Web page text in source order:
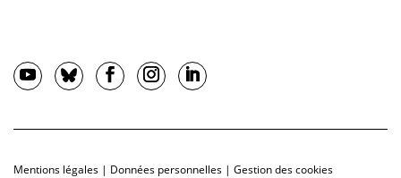
Mentions légales | Données personnelles | Gestion des cookies